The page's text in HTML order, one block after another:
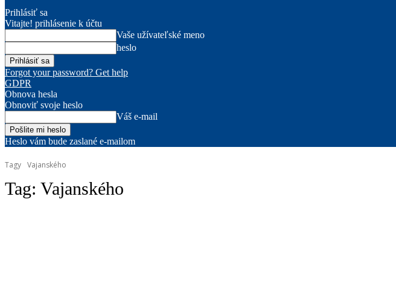
Prihlásiť sa
Vitajte! prihlásenie k účtu
Vaše užívateľské meno
heslo
Forgot your password? Get help
GDPR
Obnova hesla
Obnoviť svoje heslo
Váš e-mail
Heslo vám bude zaslané e-mailom
Tagy Vajanského
Tag: Vajanského